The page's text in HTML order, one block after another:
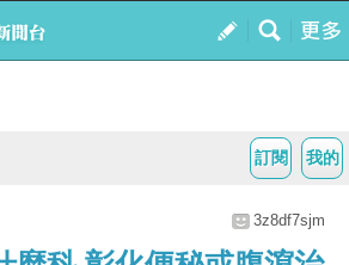
我的
訂閱
3z8df7sjm